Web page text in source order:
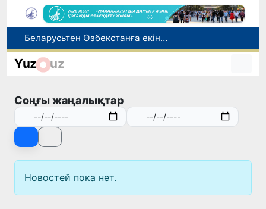
Беларусьтен Өзбекстанға екінші тікелей жүк пойызы жөнелтілді
Адам саудасынан зардап шеккен азаматтар әлеуметтік қызметтермен қамтылады
Жарты жылда Өзбекстанда қанша егіз сәби дүниеге келді?
Yuz uz
Соңғы жаңалықтар
Новостей пока нет.